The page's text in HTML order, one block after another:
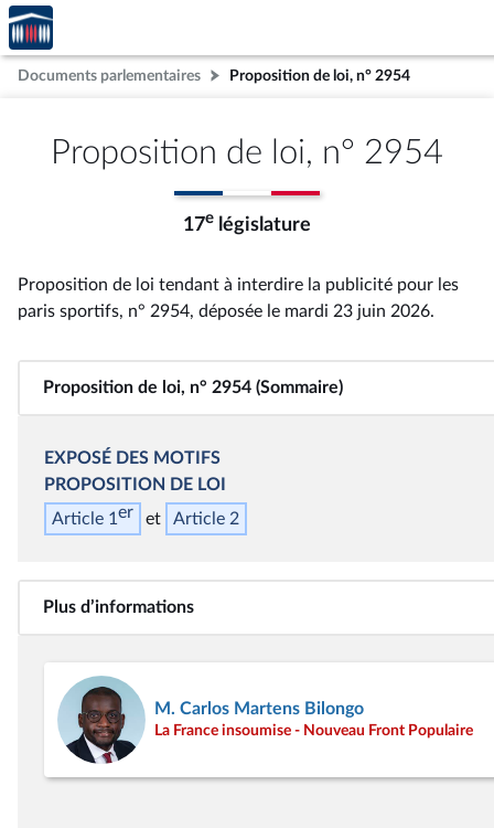
Aller au contenu
Aller en bas de la page
Accèder
à la
page
d'accueil
Documents parlementaires Proposition de loi, n° 2954
Proposition de loi, n° 2954
17e législature
Proposition de loi tendant à interdire la publicité pour les
paris sportifs, n° 2954, déposée le mardi 23 juin 2026.
Proposition de loi, n° 2954 (Sommaire)
EXPOSÉ DES MOTIFS
PROPOSITION DE LOI
Article 1er Article 2
Plus d’informations
M. Carlos Martens Bilongo
La France insoumise - Nouveau Front Populaire